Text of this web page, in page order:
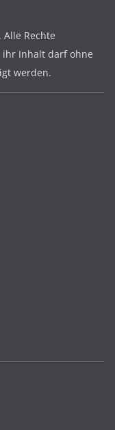
Rechte
ihr Inhalt darf ohne
werden.